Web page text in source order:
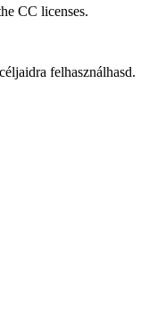
CC licenses.
felhasználhasd.